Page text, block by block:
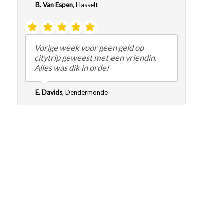
B. Van Espen, Hasselt
Vorige week voor geen geld op
citytrip geweest met een vriendin.
Alles was dik in orde!
E. Davids, Dendermonde